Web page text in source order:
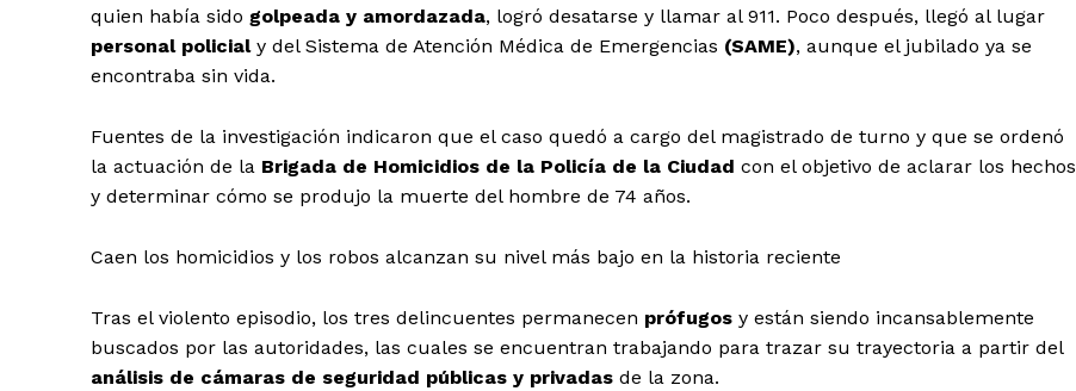
quien había sido golpeada y amordazada, logró desatarse y llamar al 911. Poco después, llegó al lugar
personal policial y del Sistema de Atención Médica de Emergencias (SAME), aunque el jubilado ya se
encontraba sin vida.
Fuentes de la investigación indicaron que el caso quedó a cargo del magistrado de turno y que se ordenó
la actuación de la Brigada de Homicidios de la Policía de la Ciudad con el objetivo de aclarar los hechos
y determinar cómo se produjo la muerte del hombre de 74 años.
Caen los homicidios y los robos alcanzan su nivel más bajo en la historia reciente
Tras el violento episodio, los tres delincuentes permanecen prófugos y están siendo incansablemente
buscados por las autoridades, las cuales se encuentran trabajando para trazar su trayectoria a partir del
análisis de cámaras de seguridad públicas y privadas de la zona.